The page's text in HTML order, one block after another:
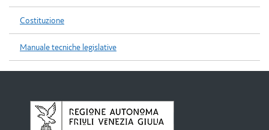
Costituzione
Manuale tecniche legislative